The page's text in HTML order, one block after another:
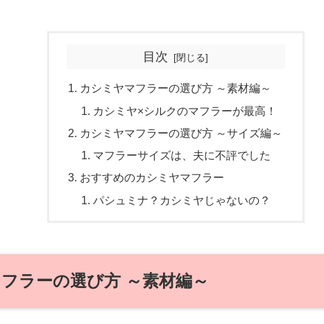
目次
カシミヤマフラーの選び方 ～素材編～
カシミヤ×シルクのマフラーが最高！
カシミヤマフラーの選び方 ～サイズ編～
マフラーサイズは、夫に不評でした
おすすめのカシミヤマフラー
パシュミナ？カシミヤじゃないの？
ラーの選び方 ～素材編～